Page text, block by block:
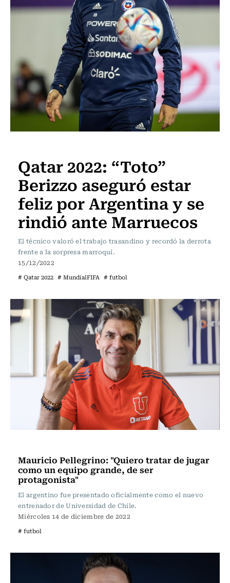
Qatar 2022: “Toto”
Berizzo aseguró estar
feliz por Argentina y se
rindió ante Marruecos
El técnico valoró el trabajo trasandino y recordó la derrota
frente a la sorpresa marroquí.
15/12/2022
# Qatar 2022 # MundialFIFA # futbol
Mauricio Pellegrino: "Quiero tratar de jugar
como un equipo grande, de ser
protagonista"
El argentino fue presentado oficialmente como el nuevo
entrenador de Universidad de Chile.
Miércoles 14 de diciembre de 2022
# futbol